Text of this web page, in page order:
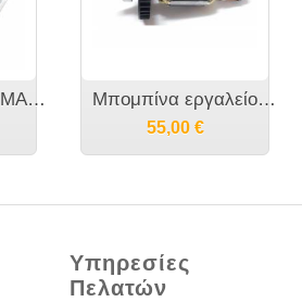
Πηνίο εργαλείου MAKITA HM0871C - HM0870C - HR4002 - 625764-1 Μπομπίνα εργαλείου MAKITA HR4002 - 513699-7
55,00 €
Υπηρεσίες
Πελατών